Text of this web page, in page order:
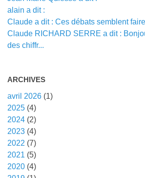
alain a dit :
Claude a dit : Ces débats semblent
Claude RICHARD SERRE a dit :
des chiffr...
ARCHIVES
avril 2026 (1)
2025 (4)
2024 (2)
2023 (4)
2022 (7)
2021 (5)
2020 (4)